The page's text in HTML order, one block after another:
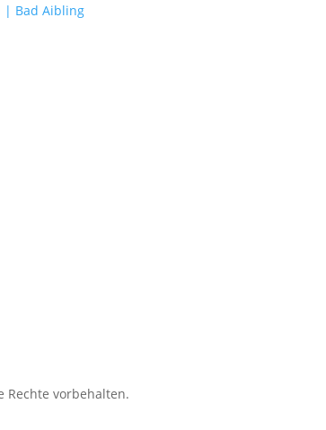
Rechte vorbehalten.